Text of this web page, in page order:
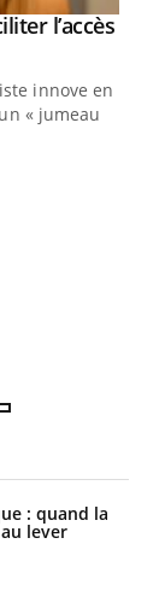
l’accès
innove en
« jumeau
: quand la
lever